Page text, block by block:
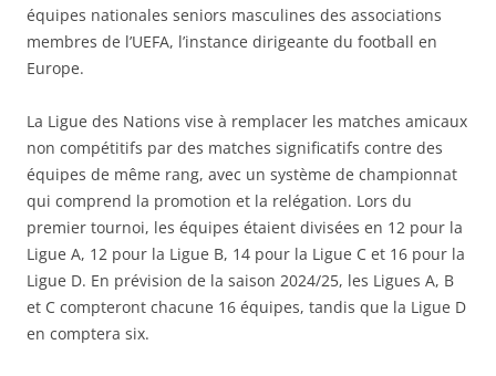
équipes nationales seniors masculines des associations
membres de l’UEFA, l’instance dirigeante du football en
Europe.
La Ligue des Nations vise à remplacer les matches amicaux
non compétitifs par des matches significatifs contre des
équipes de même rang, avec un système de championnat
qui comprend la promotion et la relégation. Lors du
premier tournoi, les équipes étaient divisées en 12 pour la
Ligue A, 12 pour la Ligue B, 14 pour la Ligue C et 16 pour la
Ligue D. En prévision de la saison 2024/25, les Ligues A, B
et C compteront chacune 16 équipes, tandis que la Ligue D
en comptera six.